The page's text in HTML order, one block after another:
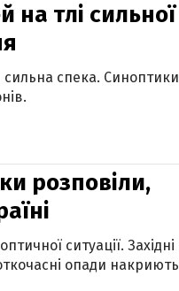
на тлі сильної
спека. Синоптики
розповіли,
ситуації. Західні
опади накриють